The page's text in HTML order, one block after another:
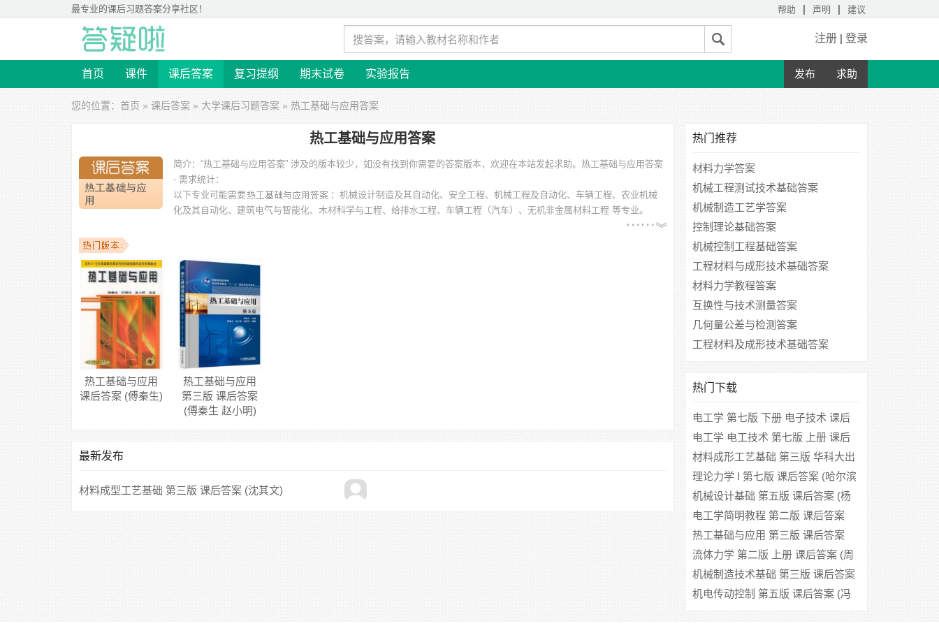
最专业的课后习题答案分享社区！ 帮助 | 声明 | 建议
注册 | 登录
首页 课件 课后答案 复习提纲 期末试卷 实验报告 发布 求助
您的位置： 首页 » 课后答案 » 大学课后习题答案 » 热工基础与应用答案
热工基础与应用答案
简介： “热工基础与应用答案” 涉及的版本较少，如没有找到你需要的答案版本，欢迎在本站发起求助。 热工基础与应用答案
- 需求统计：
以下专业可能需要
：机械设计制造及其自动化、安全工程、机械工程及自动化、车辆工程、农业机械
化及其自动化、建筑电气与智能化、木材科学与工程、给排水工程、车辆工程（汽车）、无机非金属材料工程 等专业。
：西北农林科技大学、华北科技学院、东南大学、太原理工大学、西安交通大学、西安科技大学、西安
建筑科技大学、延边大学、北京理工大学房山分校、西南交通大学 等。
热工基础与应用
课后答案 (傅秦生)
热工基础与应用
第三版 课后答案
(傅秦生 赵小明)
最新发布
材料成型工艺基础 第三版 课后答案 (沈其文)
热门推荐
材料力学答案
机械工程测试技术基础答案
机械制造工艺学答案
控制理论基础答案
机械控制工程基础答案
工程材料与成形技术基础答案
材料力学教程答案
互换性与技术测量答案
几何量公差与检测答案
工程材料及成形技术基础答案
热门下载
电工学 第七版 下册 电子技术 课后
答案 (秦曾煌)
电工学 电工技术 第七版 上册 课后
答案 (秦曾煌 姜三勇)
材料成形工艺基础 第三版 华科大出
版 课后答案 (沈其文)
理论力学 I 第七版 课后答案 (哈尔滨
工业大学理论力学教研室)
机械设计基础 第五版 课后答案 (杨
可桢 程光蕴 李仲生)
电工学简明教程 第二版 课后答案
(秦曾煌)
热工基础与应用 第三版 课后答案
(傅秦生 赵小明)
流体力学 第二版 上册 课后答案 (周
光坰 严宗毅)
机械制造技术基础 第三版 课后答案
(卢秉恒)
机电传动控制 第五版 课后答案 (冯